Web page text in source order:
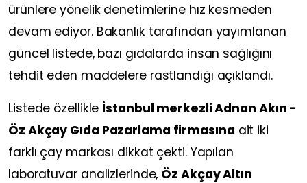
ürünlere yönelik denetimlerine hız kesmeden
devam ediyor. Bakanlık tarafından yayımlanan
güncel listede, bazı gıdalarda insan sağlığını
tehdit eden maddelere rastlandığı açıklandı.
Listede özellikle İstanbul merkezli Adnan Akın -
Öz Akçay Gıda Pazarlama firmasına ait iki
farklı çay markası dikkat çekti. Yapılan
laboratuvar analizlerinde, Öz Akçay Altın